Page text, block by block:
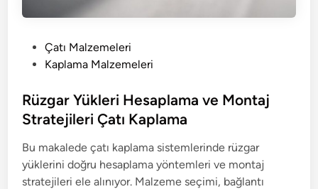
t
e
i
n
Çatı Malzemeleri
Kaplama Malzemeleri
Rüzgar Yükleri Hesaplama ve Montaj
Stratejileri Çatı Kaplama
Bu makalede çatı kaplama sistemlerinde rüzgar
yüklerini doğru hesaplama yöntemleri ve montaj
stratejileri ele alınıyor. Malzeme seçimi, bağlantı